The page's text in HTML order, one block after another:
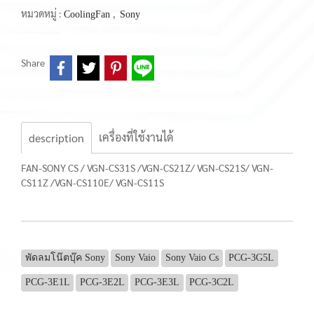
หมวดหมู่ : CoolingFan , Sony
Share
description เครื่องที่ใช้งานได้
FAN-SONY CS / VGN-CS31S /VGN-CS21Z/ VGN-CS21S/ VGN-
CS11Z /VGN-CS110E/ VGN-CS11S
พัดลมโน๊ตบุ๊ค Sony Sony Vaio Sony Vaio Cs PCG-3G5L
PCG-3E1L PCG-3E2L PCG-3E3L PCG-3C2L